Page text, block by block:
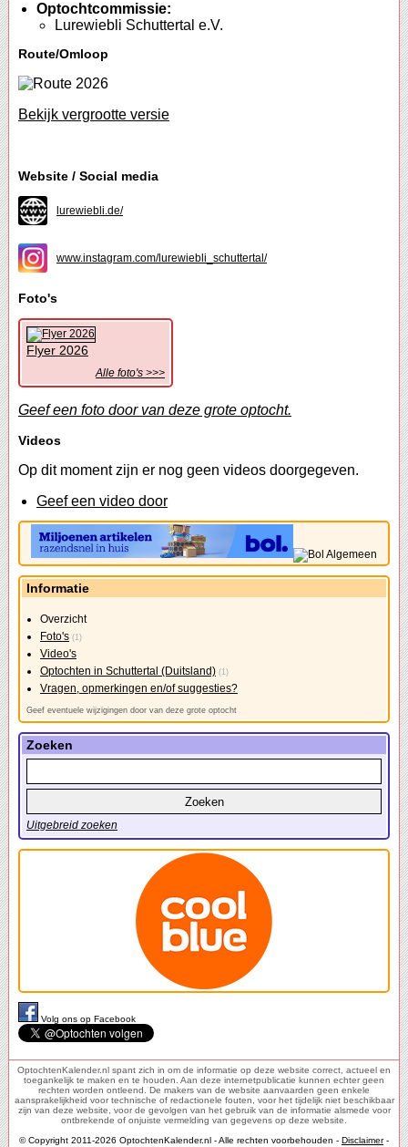
Optochtcommissie:
Lurewiebli Schuttertal e.V.
Route/Omloop
Bekijk vergrootte versie
Website / Social media
lurewiebli.de/
www.instagram.com/lurewiebli_schuttertal/
Foto's
Flyer 2026
Alle foto's >>>
Geef een foto door van deze grote optocht.
Videos
Op dit moment zijn er nog geen videos doorgegeven.
Geef een video door
Informatie
Overzicht
Foto's (1)
Video's
Optochten in Schuttertal (Duitsland) (1)
Vragen, opmerkingen en/of suggesties?
Geef eventuele wijzigingen door van deze grote optocht
Zoeken
Uitgebreid zoeken
Volg ons op Facebook
OptochtenKalender.nl spant zich in om de informatie op deze website correct, actueel en
toegankelijk te maken en te houden. Aan deze internetpublicatie kunnen echter geen
rechten worden ontleend. De makers van de website aanvaarden geen enkele
aansprakelijkheid voor technische of redactionele fouten, voor het tijdelijk niet beschikbaar
zijn van deze website, voor de gevolgen van het gebruik van de informatie alsmede voor
ontbrekende of onjuiste vermelding van gegevens op deze website.
© Copyright 2011-2026 OptochtenKalender.nl - Alle rechten voorbehouden - Disclaimer-